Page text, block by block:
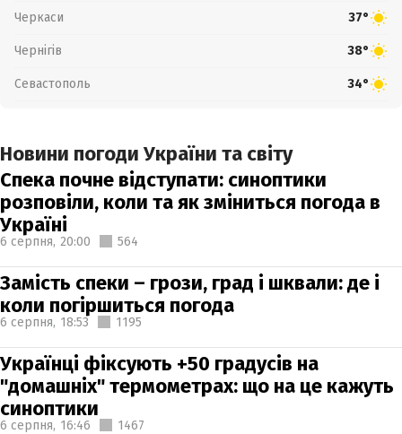
Черкаси 37°
Чернігів 38°
Севастополь 34°
Новини погоди України та світу
Спека почне відступати: синоптики
розповіли, коли та як зміниться погода в
Україні
6 серпня, 20:00 564
Замість спеки – грози, град і шквали: де і
коли погіршиться погода
6 серпня, 18:53 1195
Українці фіксують +50 градусів на
"домашніх" термометрах: що на це кажуть
синоптики
6 серпня, 16:46 1467